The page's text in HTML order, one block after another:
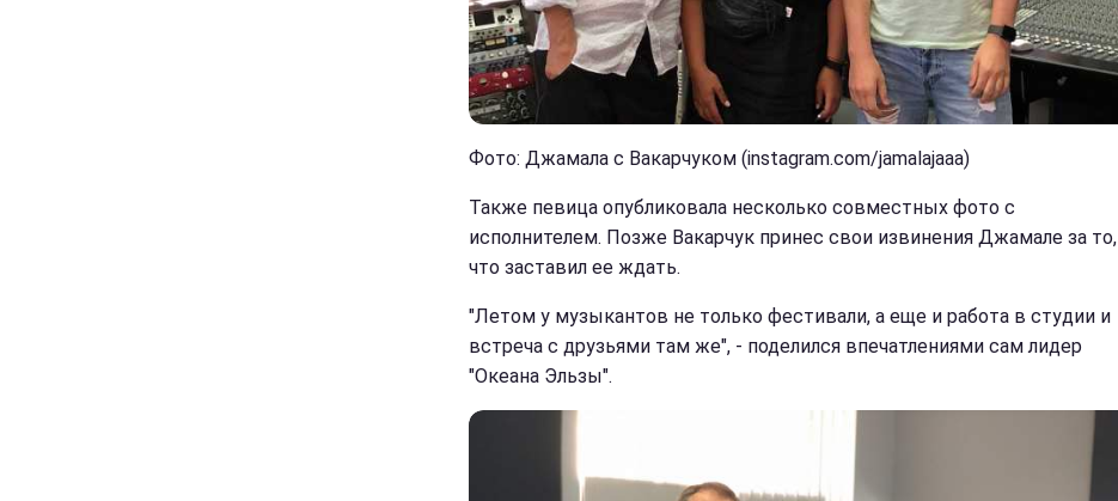
Фото: Джамала с Вакарчуком (instagram.com/jamalajaaa)
Также певица опубликовала несколько совместных фото с
исполнителем. Позже Вакарчук принес свои извинения Джамале за то,
что заставил ее ждать.
"Летом у музыкантов не только фестивали, а еще и работа в студии и
встреча с друзьями там же", - поделился впечатлениями сам лидер
"Океана Эльзы".